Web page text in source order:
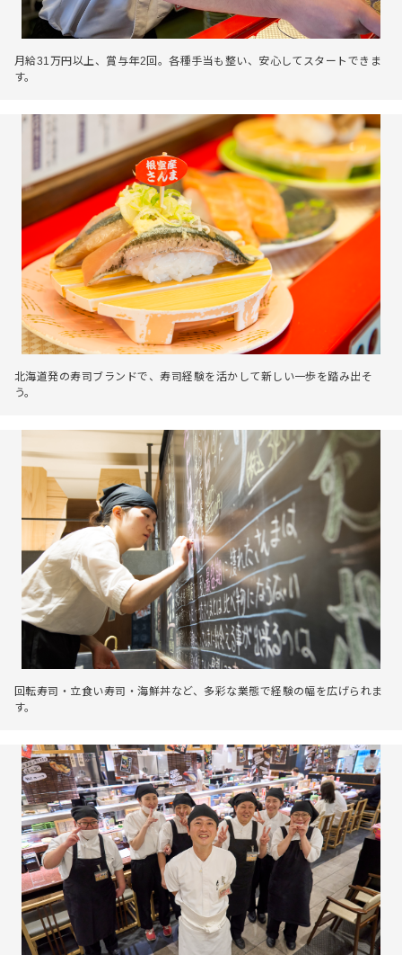
月給31万円以上、賞与年2回。各種手当も整い、安心してスタートできま
す。
北海道発の寿司ブランドで、寿司経験を活かして新しい一歩を踏み出そ
う。
回転寿司・立食い寿司・海鮮丼など、多彩な業態で経験の幅を広げられま
す。